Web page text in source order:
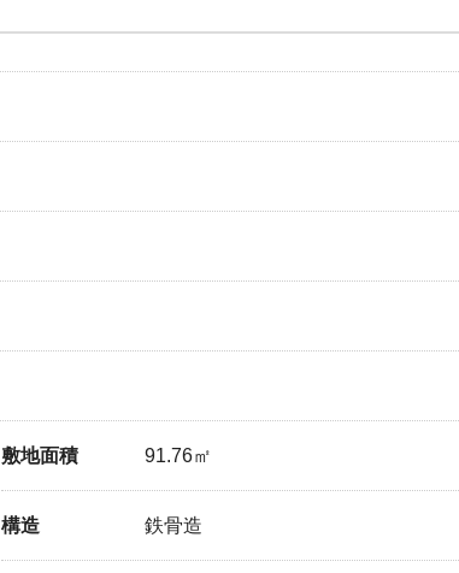
敷地面積 91.76㎡
構造 鉄骨造